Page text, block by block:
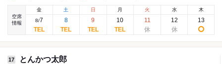
空席
情報
金
8/7
土
8
日
9
月
10
火
11
水
12
木
13
17 とんかつ太郎